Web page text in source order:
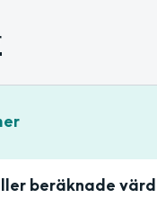
beräknade